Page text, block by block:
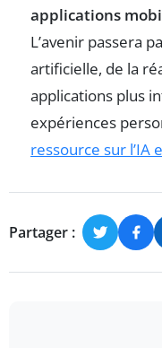
applications
L’avenir passera
artificielle, de la
applications plus
expériences
ressource sur l’IA
Partager :